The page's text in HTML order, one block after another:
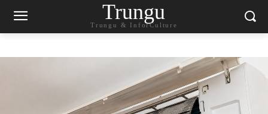
Trungu
Trungu & InforCulture